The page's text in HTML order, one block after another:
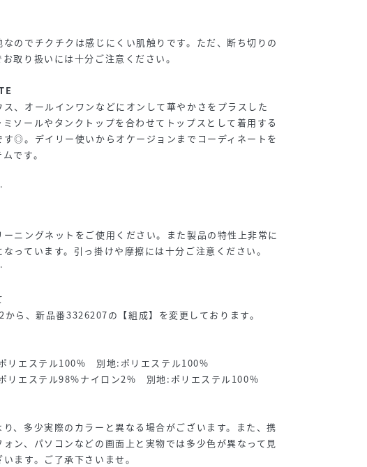
なのでチクチクは感じにくい肌触りです。ただ、断ち切りの
取り扱いには十分ご注意ください。
ス、オールインワンなどにオンして華やかさをプラスした
ミソールやタンクトップを合わせてトップスとして着用する
す◎。デイリー使いからオケージョンまでコーディネートを
です。
ニングネットをご使用ください。また製品の特性上非常に
っています。引っ掛けや摩擦には十分ご注意ください。
ら、新品番3326207の【組成】を変更しております。
リエステル100% 別地:ポリエステル100%
リエステル98%ナイロン2% 別地:ポリエステル100%
、多少実際のカラーと異なる場合がございます。また、携
ン、パソコンなどの画面上と実物では多少色が異なって見
ます。ご了承下さいませ。